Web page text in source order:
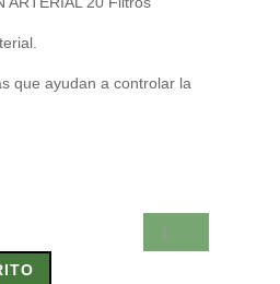
que ayudan a controlar la